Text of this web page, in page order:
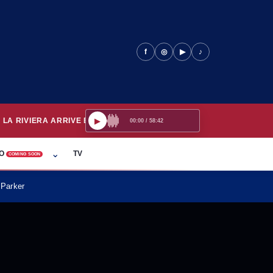
f ◎ ▶ ♪
ARRIVE BIENTÔT ▶ 00:00 / 58:42
COMING SOON ⌄ TV